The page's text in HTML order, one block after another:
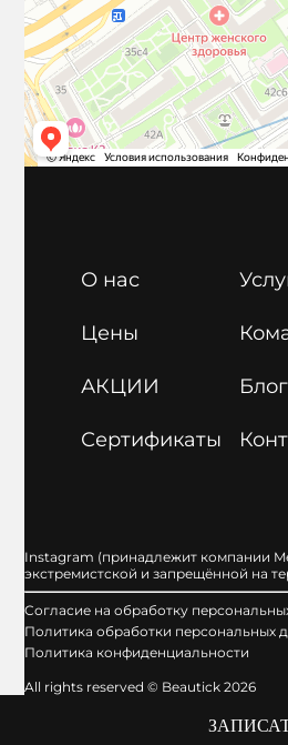
О нас
Цены
АКЦИИ Блог
Сертификаты
Instagram (принадлежит компании
экстремистской и запрещённой на
Cогласие на обработку
Политика обработки персональных
Политика конфиденциальности
All rights reserved © Beautick 2026